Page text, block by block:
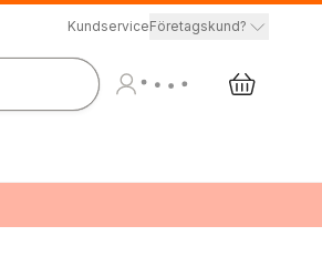
KundserviceFöretagskund?